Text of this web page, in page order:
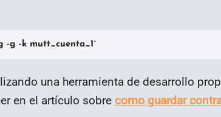
-g -k mutt_cuenta_1`
una herramienta de desarrollo
en el artículo sobre como guardar